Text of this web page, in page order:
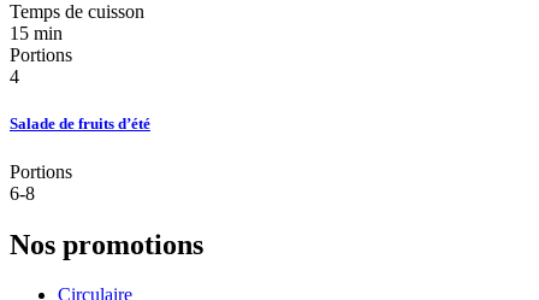
Temps de cuisson
15 min
Portions
4
Salade de fruits d’été
Portions
6-8
Nos promotions
Circulaire